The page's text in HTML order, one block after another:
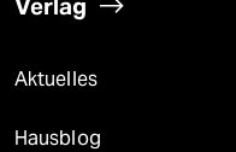
Verlag
Aktuelles
Hausblog